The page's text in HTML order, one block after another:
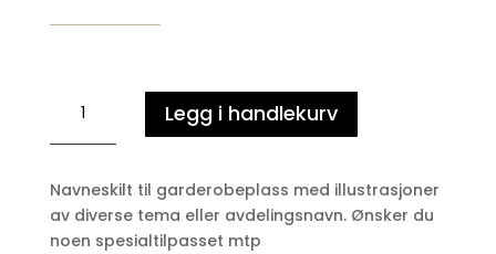
Navneskilt
Legg i handlekurv
Navneskilt til garderobeplass med illustrasjoner
av diverse tema eller avdelingsnavn. Ønsker du
noen spesialtilpasset mtp